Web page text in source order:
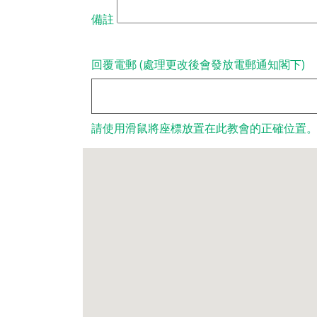
備註
回覆電郵 (處理更改後會發放電郵通知閣下)
請使用滑鼠將座標放置在此教會的正確位置。